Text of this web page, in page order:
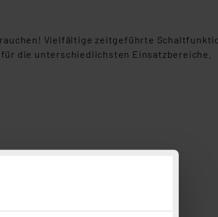
Vielfältige zeitgeführte
die unterschiedlichsten Einsatzbereiche.